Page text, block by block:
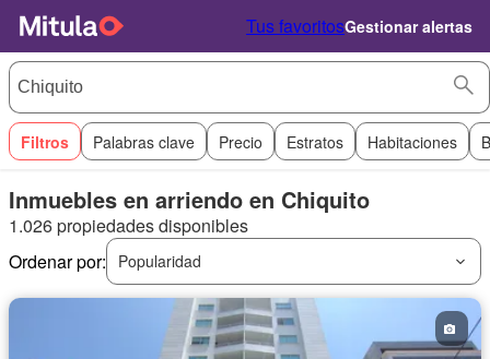
Tus favoritosGestionar alertas
Filtros Palabras clave Precio Estratos Habitaciones
Inmuebles en arriendo en Chiquito
1.026 propiedades disponibles
Ordenar por:
Popularidad